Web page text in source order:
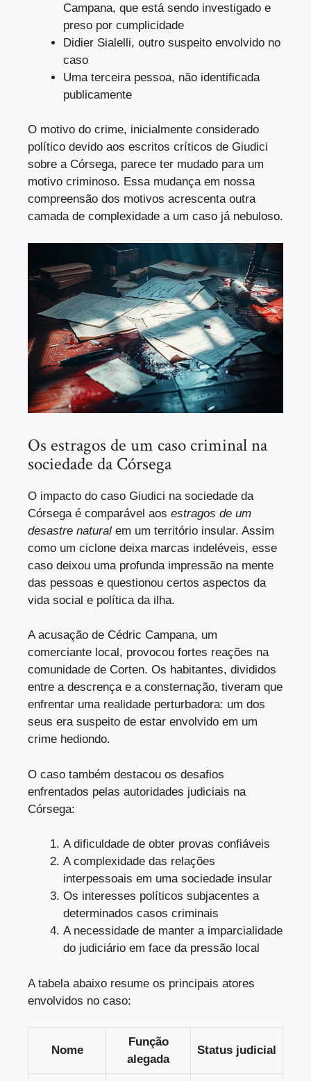
Campana, que está sendo investigado e
preso por cumplicidade
Didier Sialelli, outro suspeito envolvido no
caso
Uma terceira pessoa, não identificada
publicamente
O motivo do crime, inicialmente considerado
político devido aos escritos críticos de Giudici
sobre a Córsega, parece ter mudado para um
motivo criminoso. Essa mudança em nossa
compreensão dos motivos acrescenta outra
camada de complexidade a um caso já nebuloso.
Os estragos de um caso criminal na
sociedade da Córsega
O impacto do caso Giudici na sociedade da
Córsega é comparável aos estragos de um
desastre natural em um território insular. Assim
como um ciclone deixa marcas indeléveis, esse
caso deixou uma profunda impressão na mente
das pessoas e questionou certos aspectos da
vida social e política da ilha.
A acusação de Cédric Campana, um
comerciante local, provocou fortes reações na
comunidade de Corten. Os habitantes, divididos
entre a descrença e a consternação, tiveram que
enfrentar uma realidade perturbadora: um dos
seus era suspeito de estar envolvido em um
crime hediondo.
O caso também destacou os desafios
enfrentados pelas autoridades judiciais na
Córsega:
A dificuldade de obter provas confiáveis
A complexidade das relações
interpessoais em uma sociedade insular
Os interesses políticos subjacentes a
determinados casos criminais
A necessidade de manter a imparcialidade
do judiciário em face da pressão local
A tabela abaixo resume os principais atores
envolvidos no caso:
Nome
Função
alegada
Status judicial